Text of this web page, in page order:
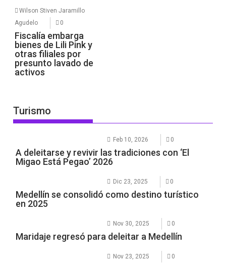
Wilson Stiven Jaramillo
Agudelo
0
Fiscalía embarga
bienes de Lili Pink y
otras filiales por
presunto lavado de
activos
Turismo
Feb 10, 2026 0
A deleitarse y revivir las tradiciones con ‘El
Migao Está Pegao’ 2026
Dic 23, 2025 0
Medellín se consolidó como destino turístico
en 2025
Nov 30, 2025 0
Maridaje regresó para deleitar a Medellín
Nov 23, 2025 0